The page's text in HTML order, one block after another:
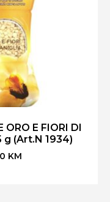
ORO E FIORI DI
g (Art.N 1934)
KM